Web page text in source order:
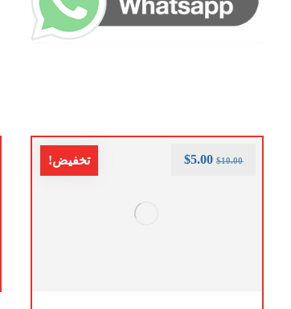
تخفيض! $10.00
$5.00